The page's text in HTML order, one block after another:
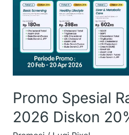
Promo Spesial
2026 Diskon
Diskon
20%